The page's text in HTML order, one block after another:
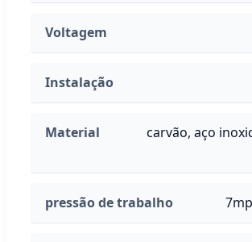
Voltagem
Instalação
Material
carvão, aço
pressão de trabalho